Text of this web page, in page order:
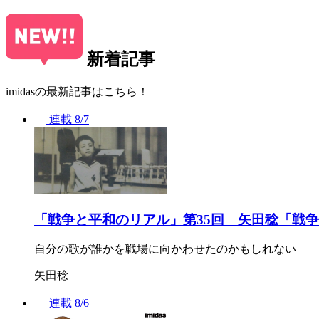
新着記事
imidasの最新記事はこちら！
連載 8/7
「戦争と平和のリアル」第35回 矢田稔「戦争
自分の歌が誰かを戦場に向かわせたのかもしれない
矢田稔
連載 8/6